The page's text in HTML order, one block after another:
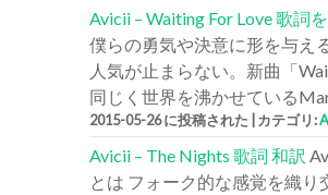
Avicii – Waiting For Love 歌詞
僕らの勇気や決意に形を与え
人気が止まらない。新曲「
同じく世界を沸かせている
2015-05-26 に投稿された カテゴリ:
Avicii – The Nights 歌詞 和訳
とは フォーク的な感覚を織